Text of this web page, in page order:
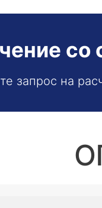
со
запрос на